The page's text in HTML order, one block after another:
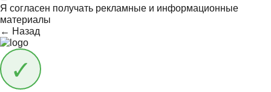
Я согласен получать рекламные и информационные
материалы
← Назад